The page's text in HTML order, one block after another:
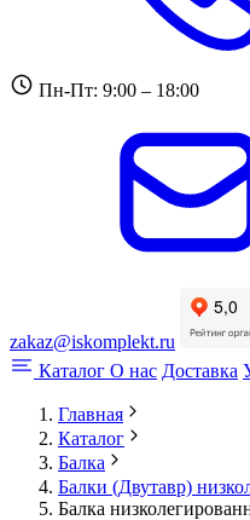
Пн-Пт: 9:00 – 18:00
zakaz@iskomplekt.ru
Каталог О нас Доставка
Главная
Каталог
Балка
Балки (Двутавр)
Балка